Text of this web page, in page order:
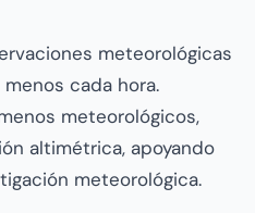
meteorológicas
cada hora.
meteorológicos,
altimétrica, apoyando
meteorológica.